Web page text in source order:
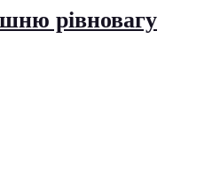
рівновагу